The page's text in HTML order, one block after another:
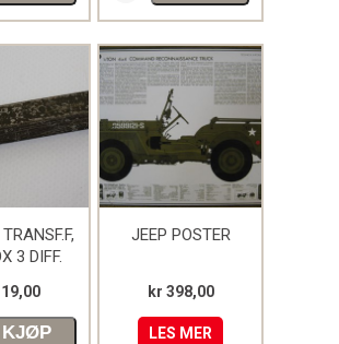
Dodge
3 DIFF.
KJØP
JEEP POSTER
kr 398,00
LES MER